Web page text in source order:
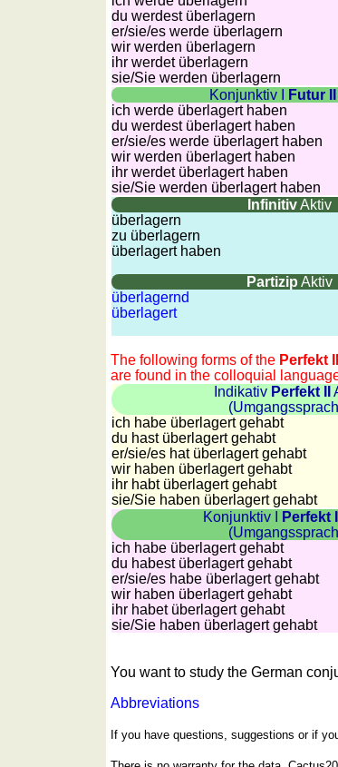
du werdest überlagern
er/sie/es werde überlagern
wir werden überlagern
ihr werdet überlagern
sie/Sie werden überlagern
Konjunktiv I
Futur II
ich werde überlagert haben
du werdest überlagert haben
er/sie/es werde überlagert haben
wir werden überlagert haben
ihr werdet überlagert haben
sie/Sie werden überlagert haben
InfinitivAktiv
überlagern
zu überlagern
überlagert haben
Partizip Aktiv
überlagernd
überlagert
The following forms of the Perfekt II
are found in the colloquial
Indikativ Perfekt II
ich habe überlagert gehabt
du hast überlagert gehabt
er/sie/es hat überlagert gehabt
wir haben überlagert gehabt
ihr habt überlagert gehabt
sie/Sie haben überlagert gehabt
Konjunktiv I
Perfekt II
ich habe überlagert gehabt
du habest überlagert gehabt
er/sie/es habe überlagert gehabt
wir haben überlagert gehabt
ihr habet überlagert gehabt
sie/Sie haben überlagert gehabt
You want to study the German
Abbreviations
If you have questions, suggestions or if